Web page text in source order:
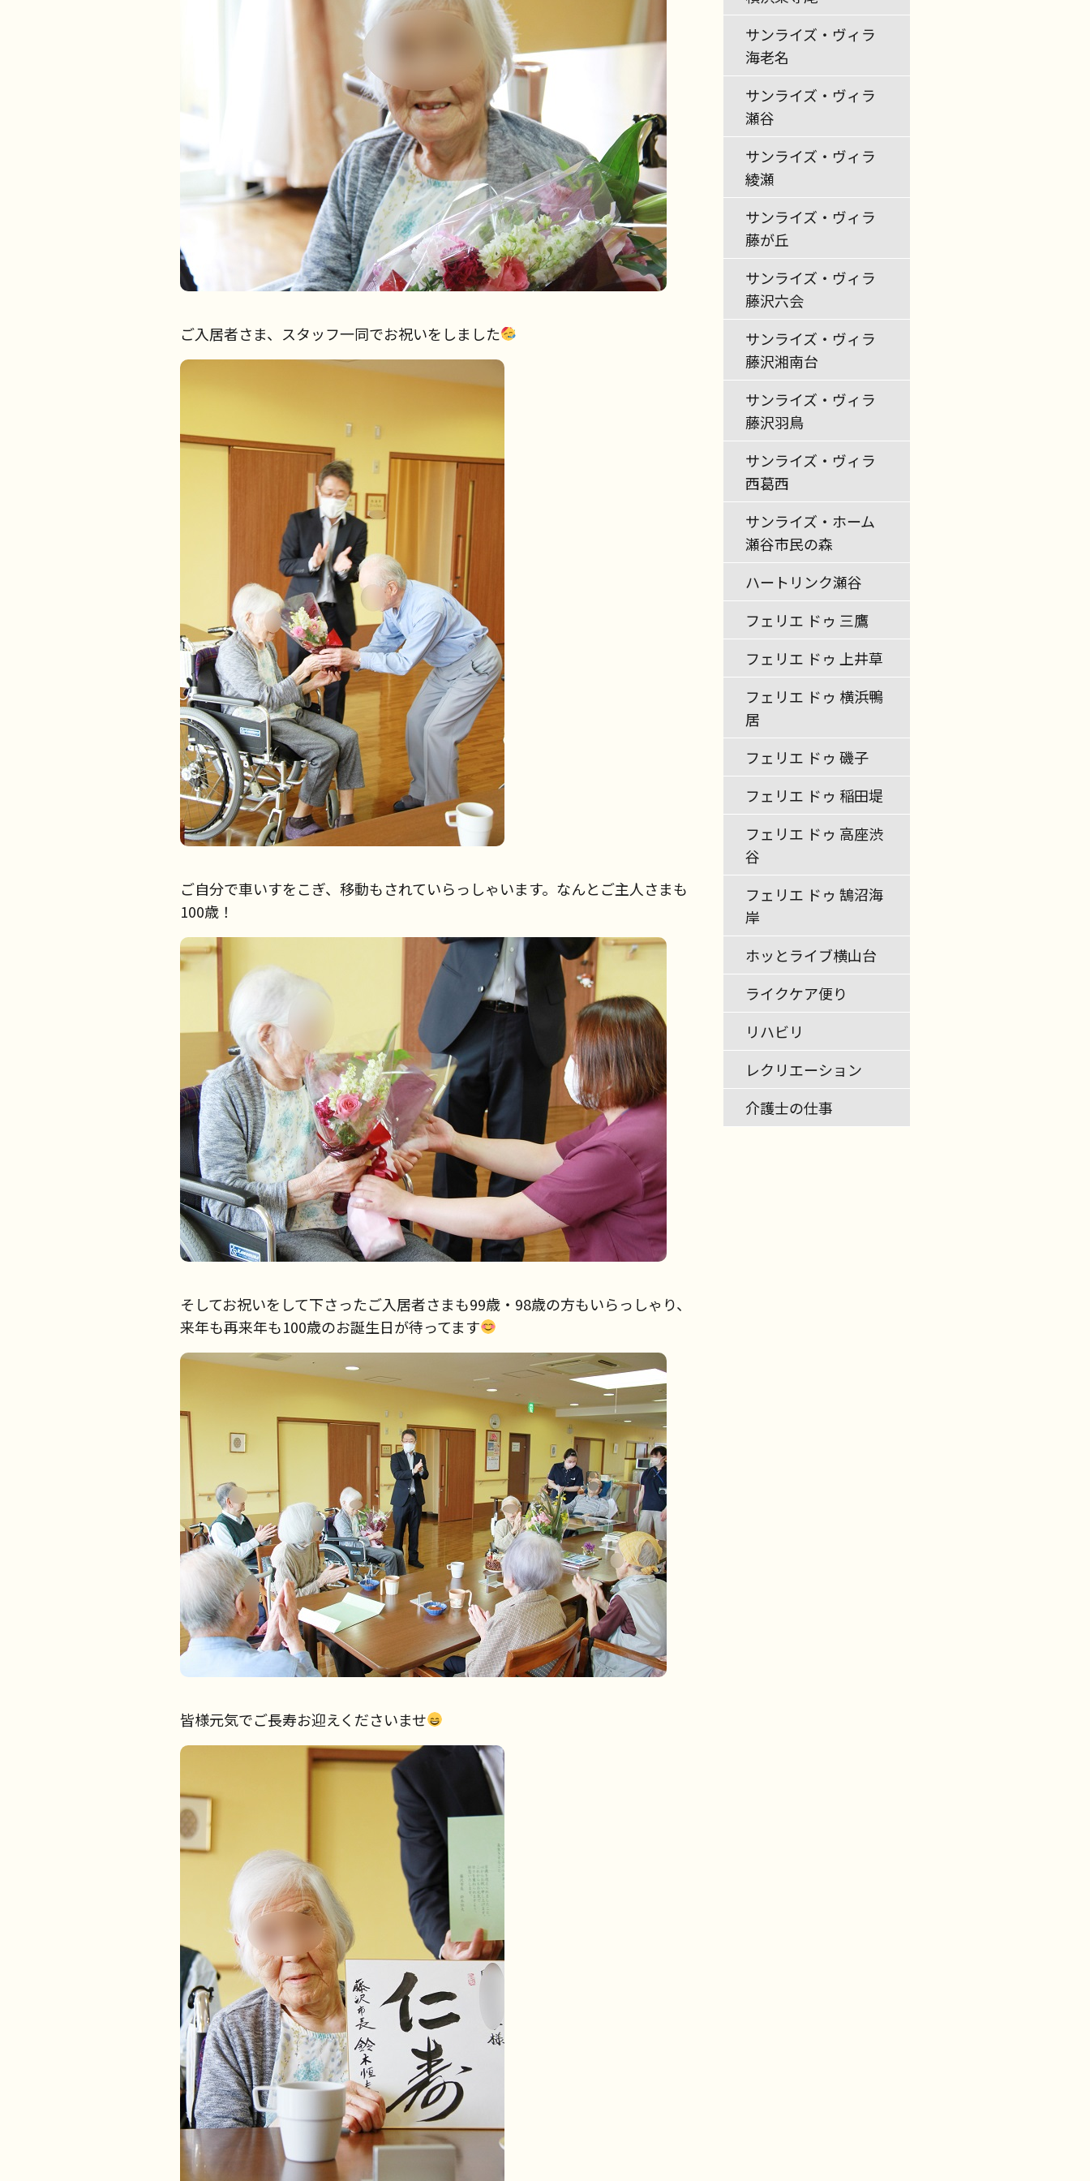
ご入居者さま、スタッフ一同でお祝いをしました
ご自分で車いすをこぎ、移動もされていらっしゃいます。なんとご主人さまも
100歳！
そしてお祝いをして下さったご入居者さまも99歳・98歳の方もいらっしゃり、
来年も再来年も100歳のお誕生日が待ってます
皆様元気でご長寿お迎えくださいませ
サンライズ・ヴィラ
海老名
サンライズ・ヴィラ
瀬谷
サンライズ・ヴィラ
綾瀬
サンライズ・ヴィラ
藤が丘
サンライズ・ヴィラ
藤沢六会
サンライズ・ヴィラ
藤沢湘南台
サンライズ・ヴィラ
藤沢羽鳥
サンライズ・ヴィラ
西葛西
サンライズ・ホーム
瀬谷市民の森
ハートリンク瀬谷
フェリエ ドゥ 三鷹
フェリエ ドゥ 上井草
フェリエ ドゥ 横浜鴨
居
フェリエ ドゥ 磯子
フェリエ ドゥ 稲田堤
フェリエ ドゥ 高座渋
谷
フェリエ ドゥ 鵠沼海
岸
ホッとライブ横山台
ライクケア便り
リハビリ
レクリエーション
介護士の仕事